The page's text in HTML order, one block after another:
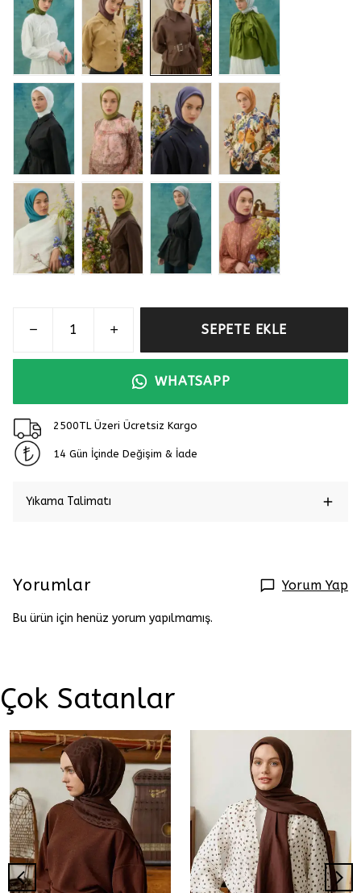
SEPETE EKLE
WHATSAPP
2500TL Üzeri Ücretsiz Kargo
14 Gün İçinde Değişim & İade
Yıkama Talimatı
Yorumlar Yorum Yap
Bu ürün için henüz yorum yapılmamış.
Çok Satanlar